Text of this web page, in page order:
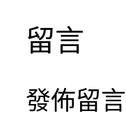
留言
發佈留言